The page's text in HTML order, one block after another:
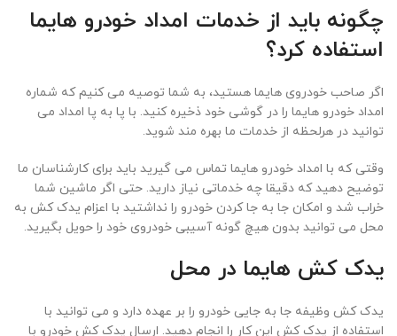
چگونه باید از خدمات امداد خودرو هایما
استفاده کرد؟
اگر صاحب خودروی هایما هستید، به شما توصیه می کنیم که شماره
امداد خودرو هایما را در گوشی خود ذخیره کنید. با پا به پا امداد می
توانید در هرلحظه از خدمات ما بهره مند شوید.
وقتی که با امداد خودرو هایما تماس می گیرید باید برای کارشناسان ما
توضیح دهید که دقیقا چه خدماتی نیاز دارید. حتی اگر ماشین شما
خراب شد و امکان جا به جا کردن خودرو را نداشتید با اعزام یدک کش به
محل می توانید بدون هیچ گونه آسیبی خودروی خود را حویل بگیرید.
یدک کش هایما در محل
یدک کش وظیفه جا به جایی خودرو را بر عهده دارد و می توانید با
استفاده از یدک کش این کار را انجام دهید. ارسال یدک کش خودرو با